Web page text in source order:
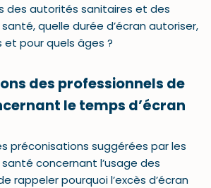
des autorités sanitaires et des
quelle durée d’écran autoriser,
et pour quels âges ?
des professionnels de
le temps d’écran
préconisations suggérées par les
concernant l’usage des
rappeler pourquoi l’excès d’écran